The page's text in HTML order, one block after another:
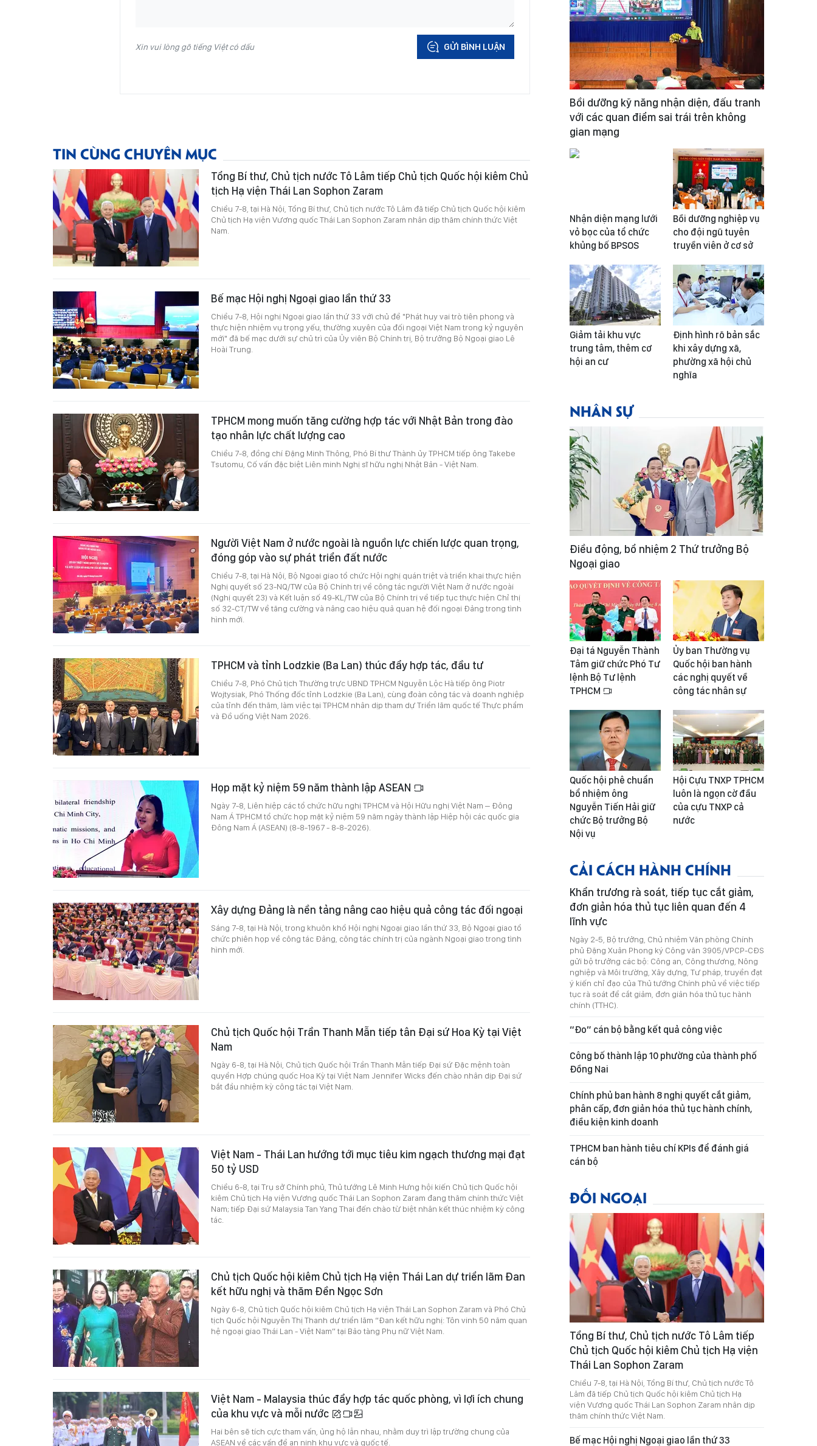
Xin vui lòng gõ tiếng Việt có dấu GỬI BÌNH LUẬN
TIN CÙNG CHUYÊN MỤC
Tổng Bí thư, Chủ tịch nước Tô Lâm tiếp Chủ tịch Quốc hội kiêm Chủ
tịch Hạ viện Thái Lan Sophon Zaram
Chiều 7-8, tại Hà Nội, Tổng Bí thư, Chủ tịch nước Tô Lâm đã tiếp Chủ tịch Quốc hội kiêm
Chủ tịch Hạ viện Vương quốc Thái Lan Sophon Zaram nhân dịp thăm chính thức Việt
Nam.
Bế mạc Hội nghị Ngoại giao lần thứ 33
Chiều 7-8, Hội nghị Ngoại giao lần thứ 33 với chủ đề "Phát huy vai trò tiên phong và
thực hiện nhiệm vụ trọng yếu, thường xuyên của đối ngoại Việt Nam trong kỷ nguyên
mới" đã bế mạc dưới sự chủ trì của Ủy viên Bộ Chính trị, Bộ trưởng Bộ Ngoại giao Lê
Hoài Trung.
TPHCM mong muốn tăng cường hợp tác với Nhật Bản trong đào
tạo nhân lực chất lượng cao
Chiều 7-8, đồng chí Đặng Minh Thông, Phó Bí thư Thành ủy TPHCM tiếp ông Takebe
Tsutomu, Cố vấn đặc biệt Liên minh Nghị sĩ hữu nghị Nhật Bản - Việt Nam.
Người Việt Nam ở nước ngoài là nguồn lực chiến lược quan trọng,
đóng góp vào sự phát triển đất nước
Chiều 7-8, tại Hà Nội, Bộ Ngoại giao tổ chức Hội nghị quán triệt và triển khai thực hiện
Nghị quyết số 23-NQ/TW của Bộ Chính trị về công tác người Việt Nam ở nước ngoài
(Nghị quyết 23) và Kết luận số 49-KL/TW của Bộ Chính trị về tiếp tục thực hiện Chỉ thị
số 32-CT/TW về tăng cường và nâng cao hiệu quả quan hệ đối ngoại Đảng trong tình
hình mới.
TPHCM và tỉnh Lodzkie (Ba Lan) thúc đẩy hợp tác, đầu tư
Chiều 7-8, Phó Chủ tịch Thường trực UBND TPHCM Nguyễn Lộc Hà tiếp ông Piotr
Wojtysiak, Phó Thống đốc tỉnh Lodzkie (Ba Lan), cùng đoàn công tác và doanh nghiệp
của tỉnh đến thăm, làm việc tại TPHCM nhân dịp tham dự Triển lãm quốc tế Thực phẩm
và Đồ uống Việt Nam 2026.
Họp mặt kỷ niệm 59 năm thành lập ASEAN
Ngày 7-8, Liên hiệp các tổ chức hữu nghị TPHCM và Hội Hữu nghị Việt Nam – Đông
Nam Á TPHCM tổ chức họp mặt kỷ niệm 59 năm ngày thành lập Hiệp hội các quốc gia
Đông Nam Á (ASEAN) (8-8-1967 - 8-8-2026).
Xây dựng Đảng là nền tảng nâng cao hiệu quả công tác đối ngoại
Sáng 7-8, tại Hà Nội, trong khuôn khổ Hội nghị Ngoại giao lần thứ 33, Bộ Ngoại giao tổ
chức phiên họp về công tác Đảng, công tác chính trị của ngành Ngoại giao trong tình
hình mới.
Chủ tịch Quốc hội Trần Thanh Mẫn tiếp tân Đại sứ Hoa Kỳ tại Việt
Nam
Ngày 6-8, tại Hà Nội, Chủ tịch Quốc hội Trần Thanh Mẫn tiếp Đại sứ Đặc mệnh toàn
quyền Hợp chúng quốc Hoa Kỳ tại Việt Nam Jennifer Wicks đến chào nhân dịp Đại sứ
bắt đầu nhiệm kỳ công tác tại Việt Nam.
Việt Nam - Thái Lan hướng tới mục tiêu kim ngạch thương mại đạt
50 tỷ USD
Chiều 6-8, tại Trụ sở Chính phủ, Thủ tướng Lê Minh Hưng hội kiến Chủ tịch Quốc hội
kiêm Chủ tịch Hạ viện Vương quốc Thái Lan Sophon Zaram đang thăm chính thức Việt
Nam; tiếp Đại sứ Malaysia Tan Yang Thai đến chào từ biệt nhân kết thúc nhiệm kỳ công
tác.
Chủ tịch Quốc hội kiêm Chủ tịch Hạ viện Thái Lan dự triển lãm Đan
kết hữu nghị và thăm Đền Ngọc Sơn
Ngày 6-8, Chủ tịch Quốc hội kiêm Chủ tịch Hạ viện Thái Lan Sophon Zaram và Phó Chủ
tịch Quốc hội Nguyễn Thị Thanh dự triển lãm “Đan kết hữu nghị: Tôn vinh 50 năm quan
hệ ngoại giao Thái Lan - Việt Nam” tại Bảo tàng Phụ nữ Việt Nam.
Việt Nam - Malaysia thúc đẩy hợp tác quốc phòng, vì lợi ích chung
của khu vực và mỗi nước
Hai bên sẽ tích cực tham vấn, ủng hộ lẫn nhau, nhằm duy trì lập trường chung của
ASEAN về các vấn đề an ninh khu vực và quốc tế.
Bồi dưỡng kỹ năng nhận diện, đấu tranh
với các quan điểm sai trái trên không
gian mạng
Nhận diện mạng lưới
vỏ bọc của tổ chức
khủng bố BPSOS
Bồi dưỡng nghiệp vụ
cho đội ngũ tuyên
truyền viên ở cơ sở
Giảm tải khu vực
trung tâm, thêm cơ
hội an cư
Định hình rõ bản sắc
khi xây dựng xã,
phường xã hội chủ
nghĩa
NHÂN SỰ
Điều động, bổ nhiệm 2 Thứ trưởng Bộ
Ngoại giao
Đại tá Nguyễn Thành
Tâm giữ chức Phó Tư
lệnh Bộ Tư lệnh
TPHCM
Ủy ban Thường vụ
Quốc hội ban hành
các nghị quyết về
công tác nhân sự
Quốc hội phê chuẩn
bổ nhiệm ông
Nguyễn Tiến Hải giữ
chức Bộ trưởng Bộ
Nội vụ
Hội Cựu TNXP TPHCM
luôn là ngọn cờ đầu
của cựu TNXP cả
nước
CẢI CÁCH HÀNH CHÍNH
Khẩn trương rà soát, tiếp tục cắt giảm,
đơn giản hóa thủ tục liên quan đến 4
lĩnh vực
Ngày 2-5, Bộ trưởng, Chủ nhiệm Văn phòng Chính
phủ Đặng Xuân Phong ký Công văn 3905/VPCP-CĐS
gửi bộ trưởng các bộ: Công an, Công thương, Nông
nghiệp và Môi trường, Xây dựng, Tư pháp, truyền đạt
ý kiến chỉ đạo của Thủ tướng Chính phủ về việc tiếp
tục rà soát để cắt giảm, đơn giản hóa thủ tục hành
chính (TTHC).
“Đo” cán bộ bằng kết quả công việc
Công bố thành lập 10 phường của thành phố
Đồng Nai
Chính phủ ban hành 8 nghị quyết cắt giảm,
phân cấp, đơn giản hóa thủ tục hành chính,
điều kiện kinh doanh
TPHCM ban hành tiêu chí KPIs để đánh giá
cán bộ
ĐỐI NGOẠI
Tổng Bí thư, Chủ tịch nước Tô Lâm tiếp
Chủ tịch Quốc hội kiêm Chủ tịch Hạ viện
Thái Lan Sophon Zaram
Chiều 7-8, tại Hà Nội, Tổng Bí thư, Chủ tịch nước Tô
Lâm đã tiếp Chủ tịch Quốc hội kiêm Chủ tịch Hạ
viện Vương quốc Thái Lan Sophon Zaram nhân dịp
thăm chính thức Việt Nam.
Bế mạc Hội nghị Ngoại giao lần thứ 33